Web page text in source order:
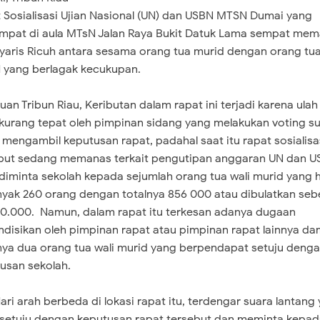
Sosialisasi Ujian Nasional (UN) dan USBN MTSN Dumai yang
di aula MTsN Jalan Raya Bukit Datuk Lama sempat
Ricuh antara sesama orang tua murid dengan orang
yang berlagak kecukupan.
Tribun Riau, Keributan dalam rapat ini terjadi karena ulah
tepat oleh pimpinan sidang yang melakukan voting
mengambil keputusan rapat, padahal saat itu rapat
sedang memanas terkait pengutipan anggaran UN dan
sekolah kepada sejumlah orang tua wali murid yang
260 orang dengan totalnya 856 000 atau dibulatkan
Namun, dalam rapat itu terkesan adanya dugaan
oleh pimpinan rapat atau pimpinan rapat lainnya
dua orang tua wali murid yang berpendapat setuju
sekolah.
arah berbeda di lokasi rapat itu, terdengar suara lantang